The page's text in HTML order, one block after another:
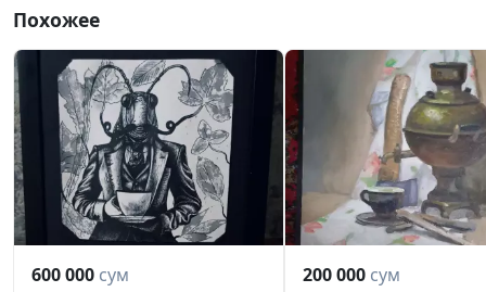
Похожее
600 000 сум
200 000 сум